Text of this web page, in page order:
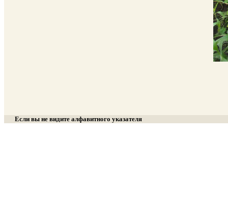
Если вы не видите алфавитного указателя